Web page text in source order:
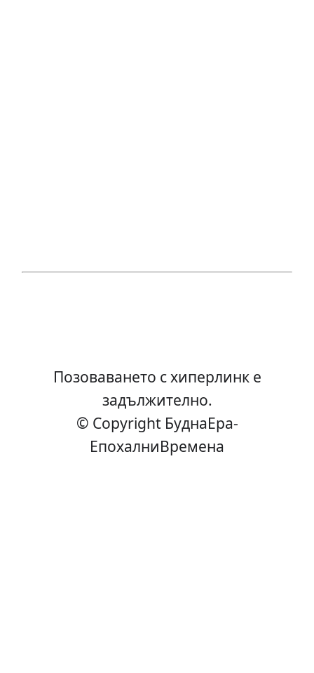
Позоваването с хиперлинк е
задължително.
© Copyright БуднаEра-
ЕпохалниВремена